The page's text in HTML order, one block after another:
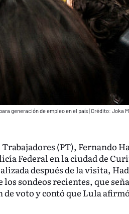
generación de empleo en el país Crédito: Joka
(PT), Fernando
Federal en la ciudad de
después de la visita,
sondeos recientes, que
voto y contó que Lula